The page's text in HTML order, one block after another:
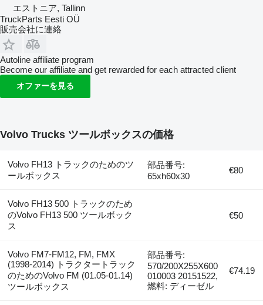
エストニア, Tallinn
TruckParts Eesti OÜ
販売会社に連絡
Autoline affiliate program
Become our affiliate and get rewarded for each attracted client
オファーを見る
Volvo Trucks ツールボックスの価格
Volvo FH13 トラックのためのツ
ールボックス
部品番号:
65xh60x30
€80
Volvo FH13 500 トラックのため
のVolvo FH13 500 ツールボック
ス
€50
Volvo FM7-FM12, FM, FMX
(1998-2014) トラクタートラック
のためのVolvo FM (01.05-01.14)
ツールボックス
部品番号:
570/200X255X600
010003 20151522,
燃料: ディーゼル
€74.19